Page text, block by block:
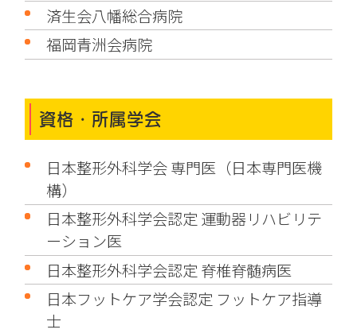
済生会八幡総合病院
福岡青洲会病院
資格・所属学会
日本整形外科学会 専門医（日本専門医機
構）
日本整形外科学会認定 運動器リハビリテ
ーション医
日本整形外科学会認定 脊椎脊髄病医
日本フットケア学会認定 フットケア指導
士